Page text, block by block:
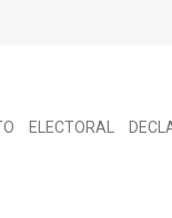
ELECTORAL